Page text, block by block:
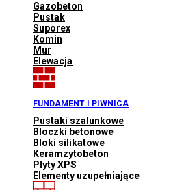
Gazobeton
Pustak
Suporex
Komin
Mur
Elewacja
FUNDAMENT I PIWNICA
Pustaki szalunkowe
Bloczki betonowe
Bloki silikatowe
Keramzytobeton
Płyty XPS
Elementy uzupełniające